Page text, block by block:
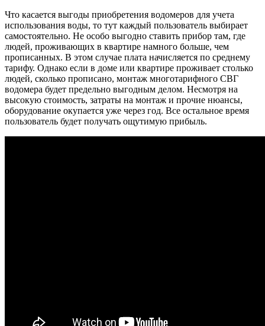
Что касается выгоды приобретения водомеров для учета
использования воды, то тут каждый пользователь выбирает
самостоятельно. Не особо выгодно ставить прибор там, где
людей, проживающих в квартире намного больше, чем
прописанных. В этом случае плата начисляется по среднему
тарифу. Однако если в доме или квартире проживает столько
людей, сколько прописано, монтаж многотарифного СВГ
водомера будет предельно выгодным делом. Несмотря на
высокую стоимость, затраты на монтаж и прочие нюансы,
оборудование окупается уже через год. Все остальное время
пользователь будет получать ощутимую прибыль.